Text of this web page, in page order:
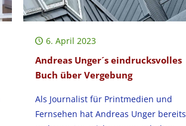
6. April 2023
Andreas Unger´s eindrucksvolles
Buch über Vergebung
Als Journalist für Printmedien und
Fernsehen hat Andreas Unger bereits